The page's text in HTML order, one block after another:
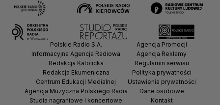
Polskie Radio S.A.
Informacyjna Agencja Radiowa
Redakcja Katolicka
Redakcja Ekumeniczna
Centrum Edukacji Medialnej
Agencja Muzyczna Polskiego Radia
Studia nagraniowe i koncertowe
Agencja Promocji
Agencja Reklamy
Regulamin serwisu
Polityka prywatności
Ustawienia prywatności
Dane osobowe
Kontakt